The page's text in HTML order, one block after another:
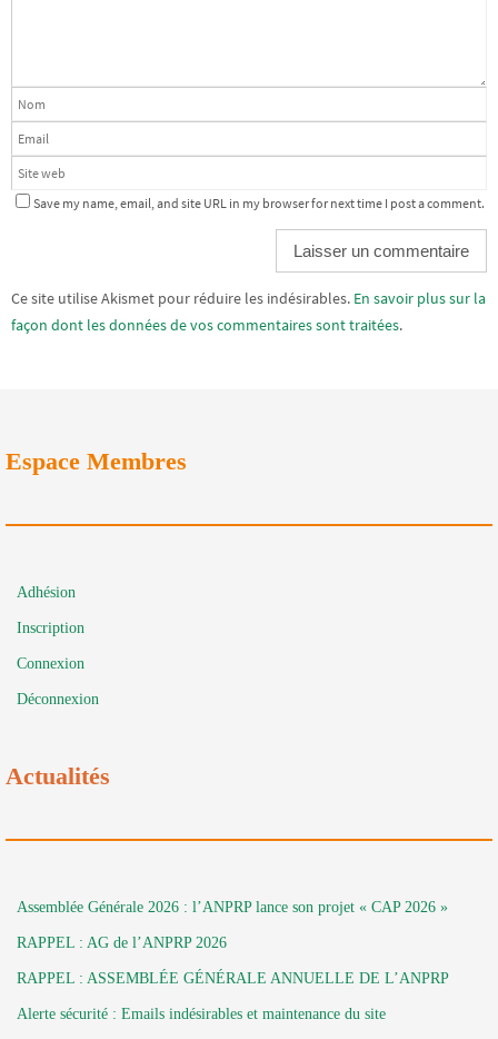
Save my name, email, and site URL in my browser for next time I post a comment.
Alternative:
Ce site utilise Akismet pour réduire les indésirables. En savoir plus sur la
façon dont les données de vos commentaires sont traitées.
Espace Membres
Adhésion
Inscription
Connexion
Déconnexion
Actualités
Assemblée Générale 2026 : l’ANPRP lance son projet « CAP 2026 »
RAPPEL : AG de l’ANPRP 2026
RAPPEL : ASSEMBLÉE GÉNÉRALE ANNUELLE DE L’ANPRP
Alerte sécurité : Emails indésirables et maintenance du site